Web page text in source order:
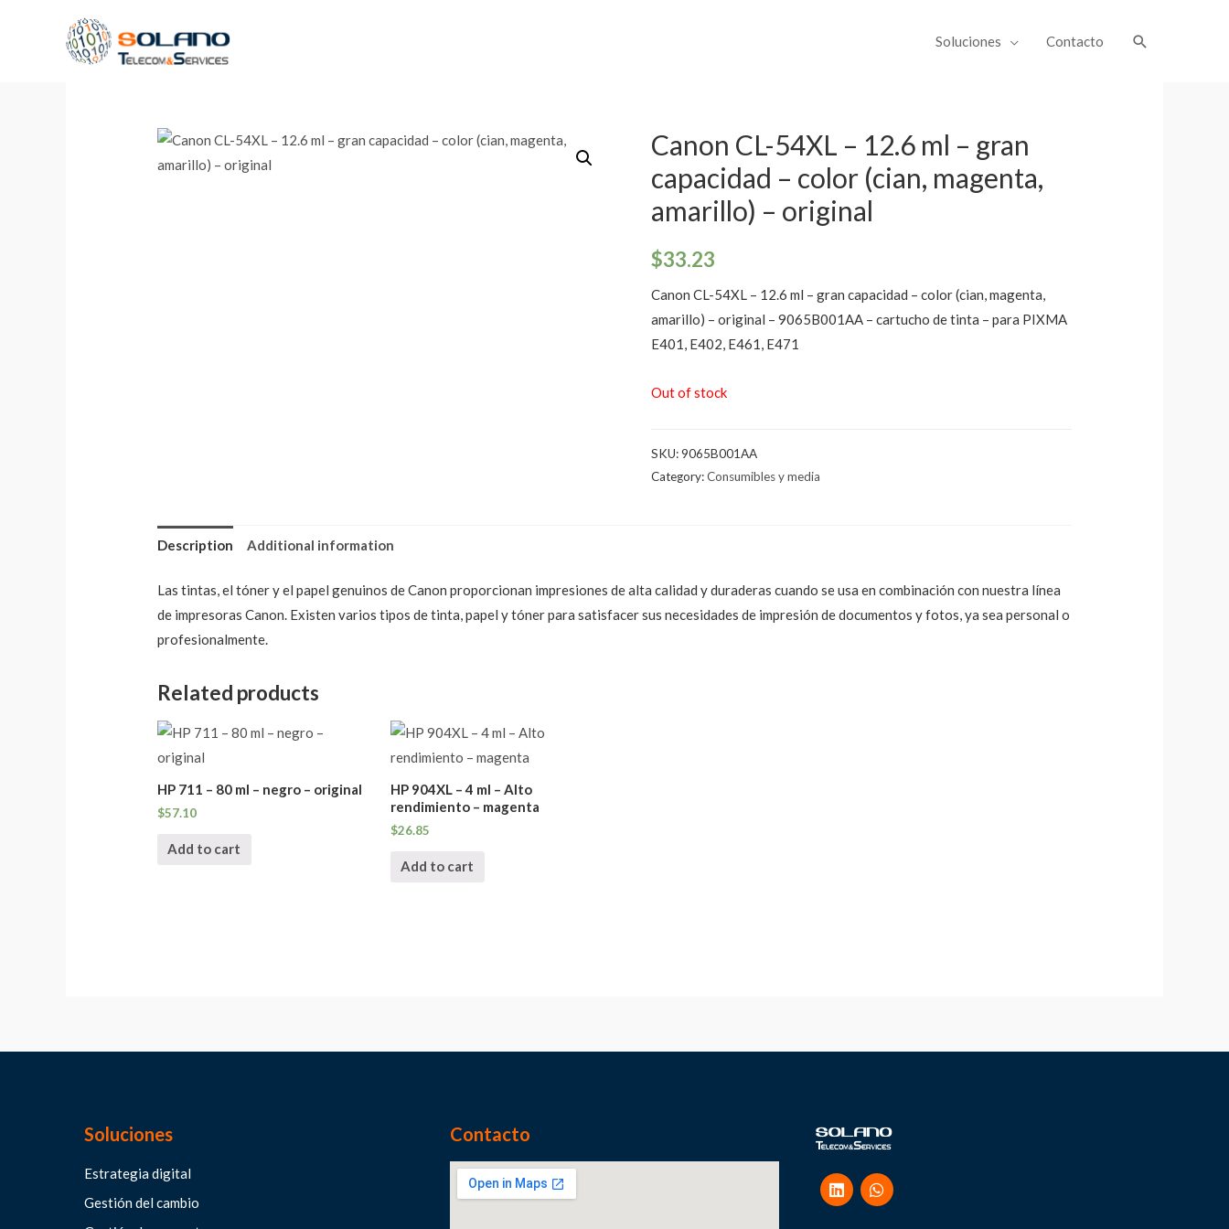
Soluciones Contacto
Canon CL-54XL – 12.6 ml – gran
capacidad – color (cian, magenta,
amarillo) – original
$33.23
Canon CL-54XL – 12.6 ml – gran capacidad – color (cian, magenta,
amarillo) – original – 9065B001AA – cartucho de tinta – para PIXMA
E401, E402, E461, E471
Out of stock
SKU:9065B001AA
Category:Consumibles y media
Description Additional information
Las tintas, el tóner y el papel genuinos de Canon proporcionan impresiones de alta calidad y duraderas cuando se usa en combinación con nuestra línea
de impresoras Canon. Existen varios tipos de tinta, papel y tóner para satisfacer sus necesidades de impresión de documentos y fotos, ya sea personal o
profesionalmente.
Related products
HP 711 – 80 ml – negro – original
$57.10
Add to cart
HP 904XL – 4 ml – Alto
rendimiento – magenta
$26.85
Add to cart
Soluciones
Estrategia digital
Gestión del cambio
Contacto